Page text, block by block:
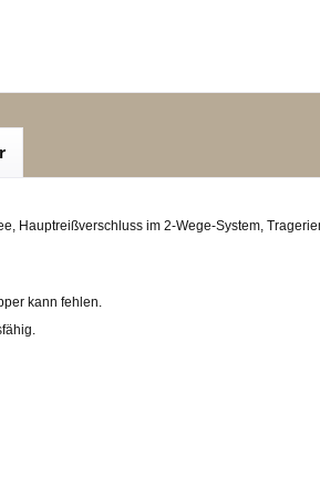
Hauptreißverschluss im 2-Wege-System,
kann fehlen.